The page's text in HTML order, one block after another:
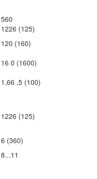
560
1226 (125)
120 (160)
16 0 (1600)
1,66 ,5 (100)
1226 (125)
6 (360)
8...11